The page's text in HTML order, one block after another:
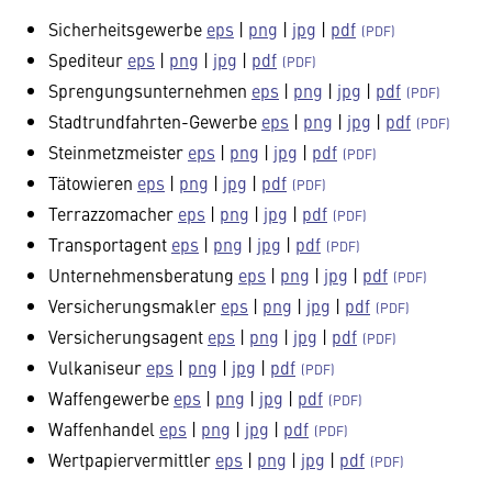
Sicherheitsgewerbe eps | png | jpg | pdf
Spediteur eps | png | jpg | pdf
Sprengungsunternehmen eps | png | jpg | pdf
Stadtrundfahrten-Gewerbe eps | png | jpg | pdf
Steinmetzmeister eps | png | jpg | pdf
Tätowieren eps | png | jpg | pdf
Terrazzomacher eps | png | jpg | pdf
Transportagent eps | png | jpg | pdf
Unternehmensberatung eps | png | jpg | pdf
Versicherungsmakler eps | png | jpg | pdf
Versicherungsagent eps | png | jpg | pdf
Vulkaniseur eps | png | jpg | pdf
Waffengewerbe eps | png | jpg | pdf
Waffenhandel eps | png | jpg | pdf
Wertpapiervermittler eps | png | jpg | pdf